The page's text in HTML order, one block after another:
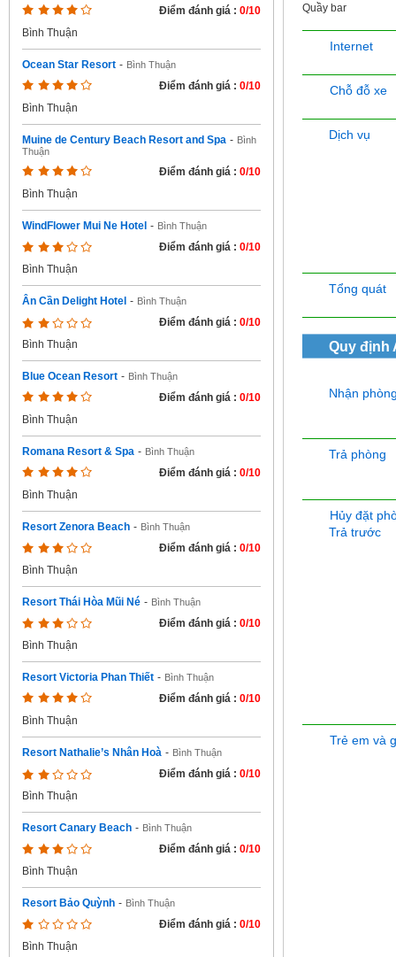
Điểm đánh giá : 0/10
Bình Thuận
Ocean Star Resort - Bình Thuận
Điểm đánh giá : 0/10
Bình Thuận
Muine de Century Beach Resort and Spa - Bình
Thuận
Điểm đánh giá : 0/10
Bình Thuận
WindFlower Mui Ne Hotel - Bình Thuận
Điểm đánh giá : 0/10
Bình Thuận
Ân Cần Delight Hotel - Bình Thuận
Điểm đánh giá : 0/10
Bình Thuận
Blue Ocean Resort - Bình Thuận
Điểm đánh giá : 0/10
Bình Thuận
Romana Resort & Spa - Bình Thuận
Điểm đánh giá : 0/10
Bình Thuận
Resort Zenora Beach - Bình Thuận
Điểm đánh giá : 0/10
Bình Thuận
Resort Thái Hòa Mũi Né - Bình Thuận
Điểm đánh giá : 0/10
Bình Thuận
Resort Victoria Phan Thiết - Bình Thuận
Điểm đánh giá : 0/10
Bình Thuận
Resort Nathalie’s Nhân Hoà - Bình Thuận
Điểm đánh giá : 0/10
Bình Thuận
Resort Canary Beach - Bình Thuận
Điểm đánh giá : 0/10
Bình Thuận
Resort Bảo Quỳnh - Bình Thuận
Điểm đánh giá : 0/10
Bình Thuận
Quầy bar
Internet
Chỗ đỗ xe
Dịch vụ
Tổng quát
Quy định
Nhận
Trả phòng
Hủy đặt
Trả trước
Trẻ em và